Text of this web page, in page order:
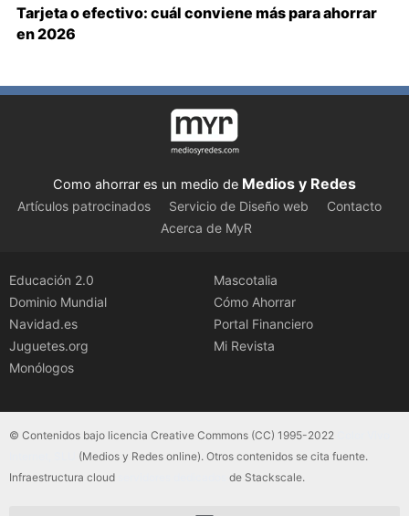
Tarjeta o efectivo: cuál conviene más para ahorrar
en 2026
Como ahorrar es un medio de Medios y Redes
Artículos patrocinados Servicio de Diseño web
Contacto
Acerca de MyR
Educación 2.0
Dominio Mundial
Navidad.es
Juguetes.org
Monólogos
Mascotalia
Cómo Ahorrar
Portal Financiero
Mi Revista
© Contenidos bajo licencia Creative Commons (CC) 1995-2022
(Medios y Redes online). Otros contenidos se cita fuente.
Infraestructura cloud
de Stackscale.